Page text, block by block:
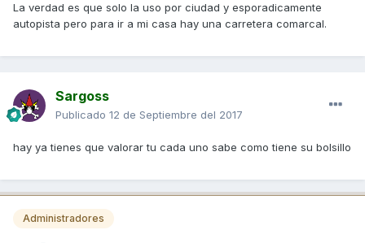
La verdad es que solo la uso por ciudad y esporadicamente
autopista pero para ir a mi casa hay una carretera comarcal.
Sargoss
Publicado 12 de Septiembre del 2017
hay ya tienes que valorar tu cada uno sabe como tiene su bolsillo
Administradores